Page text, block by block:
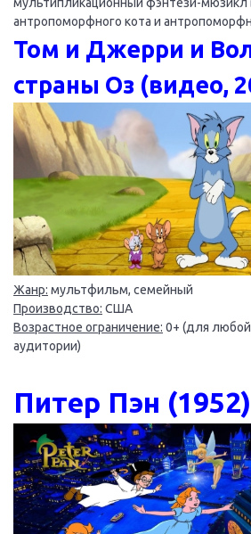
антропоморфного кота и
Том и Джерри и
страны Оз (видео,
Жанр: мультфильм, семейный
Производство: США
Возрастное ограничение: 0+ (для
аудитории)
Питер Пэн (1952)